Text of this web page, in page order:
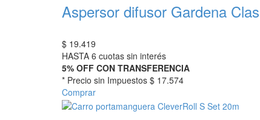
Aspersor difusor Gardena
$ 19.419
HASTA 6 cuotas sin interés
5% OFF CON TRANSFERENCIA
* Precio sin Impuestos $ 17.574
Comprar